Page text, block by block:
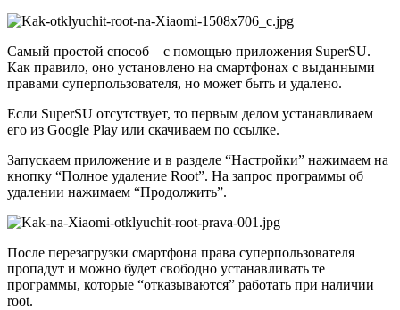
Самый простой способ – с помощью приложения SuperSU.
Как правило, оно установлено на смартфонах с выданными
правами суперпользователя, но может быть и удалено.
Если SuperSU отсутствует, то первым делом устанавливаем
его из Google Play или скачиваем по ссылке.
Запускаем приложение и в разделе “Настройки” нажимаем на
кнопку “Полное удаление Root”. На запрос программы об
удалении нажимаем “Продолжить”.
После перезагрузки смартфона права суперпользователя
пропадут и можно будет свободно устанавливать те
программы, которые “отказываются” работать при наличии
root.